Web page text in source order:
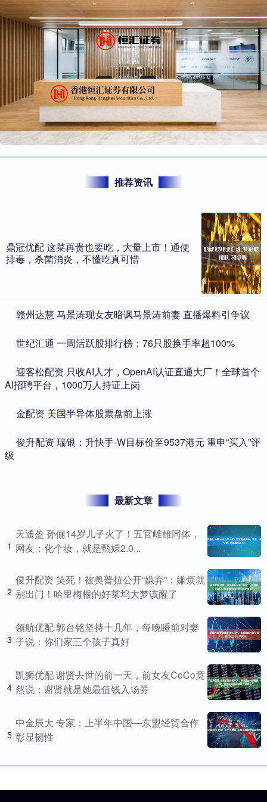
推荐资讯
鼎冠优配 这菜再贵也要吃，大量上市！通便
排毒，杀菌消炎，不懂吃真可惜
​赣州达慧 马景涛现女友暗讽马景涛前妻 直播爆料引争议
​世纪汇通 一周活跃股排行榜：76只股换手率超100%
​迎客松配资 只收AI人才，OpenAI认证直通大厂！全球首个
AI招聘平台，1000万人持证上岗
​金配资 美国半导体股票盘前上涨
​俊升配资 瑞银：升快手-W目标价至9537港元 重申“买入”评
级
最新文章
1
天通盈 孙俪14岁儿子火了！五官雌雄同体，
网友：化个妆，就是甄嬛2.0...
2
俊升配资 笑死！被奥普拉公开“嫌弃”：嫌烦就
别出门！哈里梅根的好莱坞大梦该醒了
3
领航优配 郭台铭坚持十几年，每晚睡前对妻
子说：你们家三个孩子真好
4
凯狮优配 谢贤去世的前一天，前女友CoCo竟
然说：谢贤就是她最值钱入场券
5
中金辰大 专家：上半年中国—东盟经贸合作
彰显韧性